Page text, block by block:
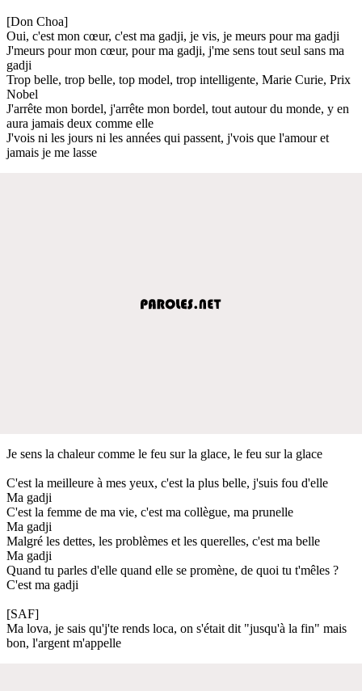
[Don Choa]
Oui, c'est mon cœur, c'est ma gadji, je vis, je meurs pour ma gadji
J'meurs pour mon cœur, pour ma gadji, j'me sens tout seul sans ma
gadji
Trop belle, trop belle, top model, trop intelligente, Marie Curie, Prix
Nobel
J'arrête mon bordel, j'arrête mon bordel, tout autour du monde, y en
aura jamais deux comme elle
J'vois ni les jours ni les années qui passent, j'vois que l'amour et
jamais je me lasse
Je sens la chaleur comme le feu sur la glace, le feu sur la glace
C'est la meilleure à mes yeux, c'est la plus belle, j'suis fou d'elle
Ma gadji
C'est la femme de ma vie, c'est ma collègue, ma prunelle
Ma gadji
Malgré les dettes, les problèmes et les querelles, c'est ma belle
Ma gadji
Quand tu parles d'elle quand elle se promène, de quoi tu t'mêles ?
C'est ma gadji
[SAF]
Ma lova, je sais qu'j'te rends loca, on s'était dit "jusqu'à la fin" mais
bon, l'argent m'appelle